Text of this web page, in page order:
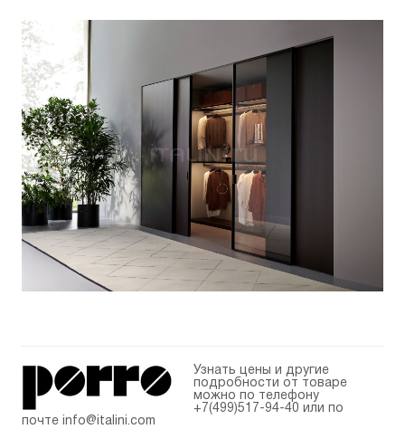
Узнать цены и другие
подробности от товаре
можно по телефону
+7(499)517-94-40 или по
почте
info@italini.com